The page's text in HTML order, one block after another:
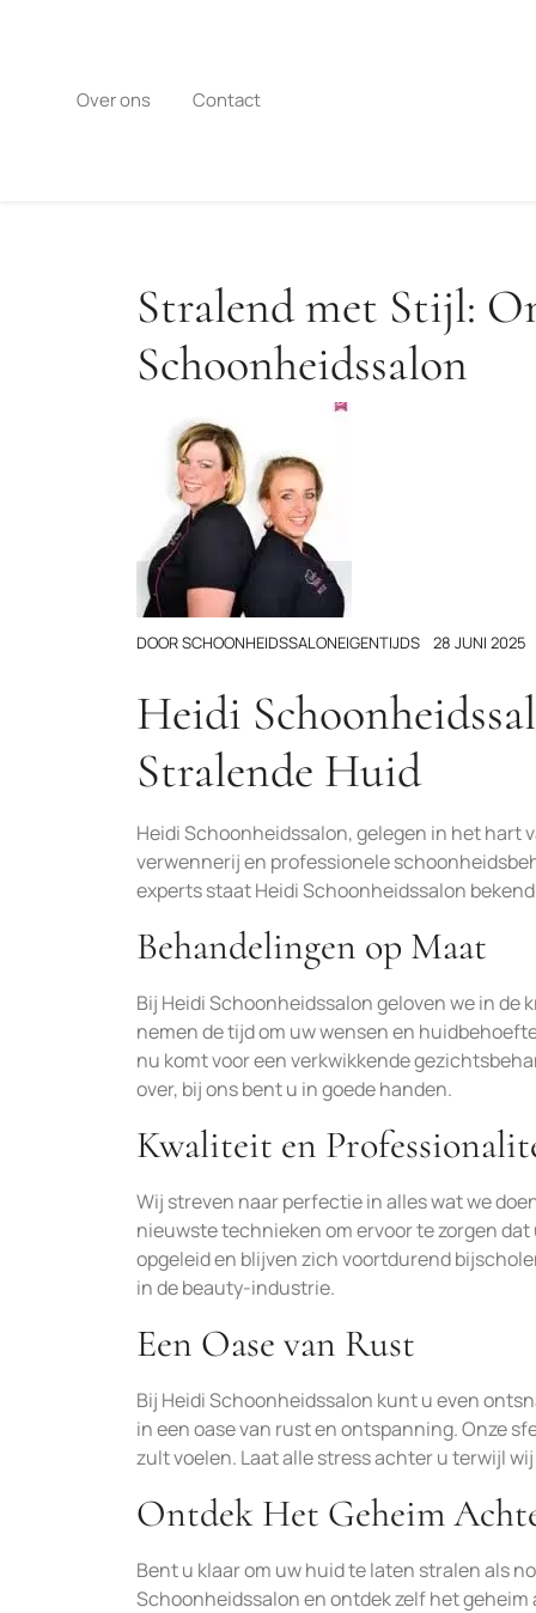
Over ons Contact
Stralend met Stijl:
Schoonheidssalon
DOORSCHOONHEIDSSALONEIGENTIJDS 28 JUNI 2025
Heidi
Stralende Huid
Heidi Schoonheidssalon, gelegen in het hart
verwennerij en professionele
experts staat Heidi Schoonheidssalon
Behandelingen op Maat
Bij Heidi Schoonheidssalon geloven we in
nemen de tijd om uw wensen en
nu komt voor een verkwikkende
over, bij ons bent u in goede handen.
Kwaliteit en
Wij streven naar perfectie in alles wat we
nieuwste technieken om ervoor te zorgen
opgeleid en blijven zich voortdurend
in de beauty-industrie.
Een Oase van Rust
Bij Heidi Schoonheidssalon kunt u even
in een oase van rust en ontspanning. Onze
zult voelen. Laat alle stress achter u terwijl
Ontdek Het Geheim
Bent u klaar om uw huid te laten stralen als
Schoonheidssalon en ontdek zelf het